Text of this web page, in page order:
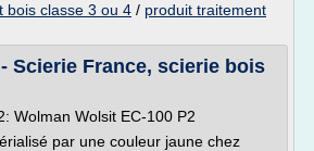
bois classe 3 ou 4 / produit traitement
Scierie France, scierie bois
Wolman Wolsit EC-100 P2
par une couleur jaune chez